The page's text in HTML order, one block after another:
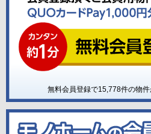
無料会員登録で15,778件の物件